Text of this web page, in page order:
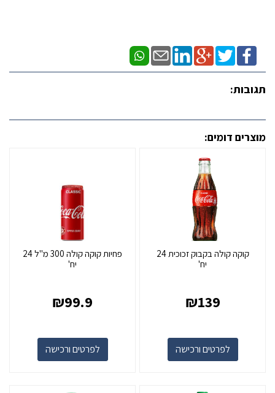
תגובות:
מוצרים דומים:
קוקה קולה בקבוק זכוכית 24
יח'
₪139
לפרטים ורכישה
פחיות קוקה קולה 300 מ"ל 24
יח'
₪99.9
לפרטים ורכישה